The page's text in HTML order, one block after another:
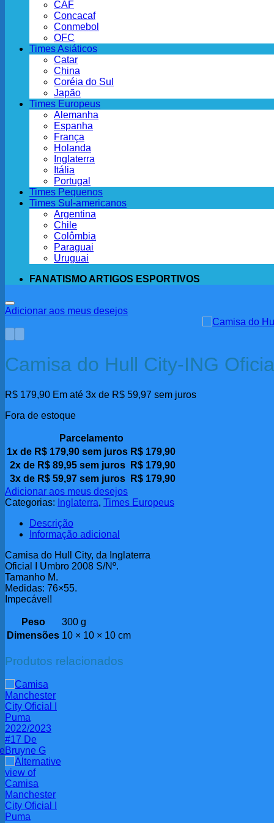
CAF
Concacaf
Conmebol
OFC
Times Asiáticos
Catar
China
Coréia do Sul
Japão
Times Europeus
Alemanha
Espanha
França
Holanda
Inglaterra
Itália
Portugal
Times Pequenos
Times Sul-americanos
Argentina
Chile
Colômbia
Paraguai
Uruguai
FANATISMO ARTIGOS ESPORTIVOS
Adicionar aos meus desejos
Camisa do Hull City-ING
R$ 179,90 Em até 3x de R$ 59,97 sem juros
Fora de estoque
Parcelamento
1x de R$ 179,90 sem juros R$ 179,90
2x de R$89,95sem juros R$ 179,90
3x de R$59,97sem juros R$ 179,90
Adicionar aos meus desejos
Categorias: Inglaterra, Times Europeus
Descrição
Informação adicional
Camisa do Hull City, da Inglaterra
Oficial I Umbro 2008 S/Nº.
Tamanho M.
Medidas: 76×55.
Impecável!
Peso
300 g
Dimensões 10 × 10 × 10 cm
Produtos relacionados